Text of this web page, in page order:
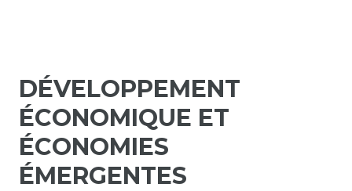
DÉVELOPPEMENT
ÉCONOMIQUE ET
ÉCONOMIES
ÉMERGENTES